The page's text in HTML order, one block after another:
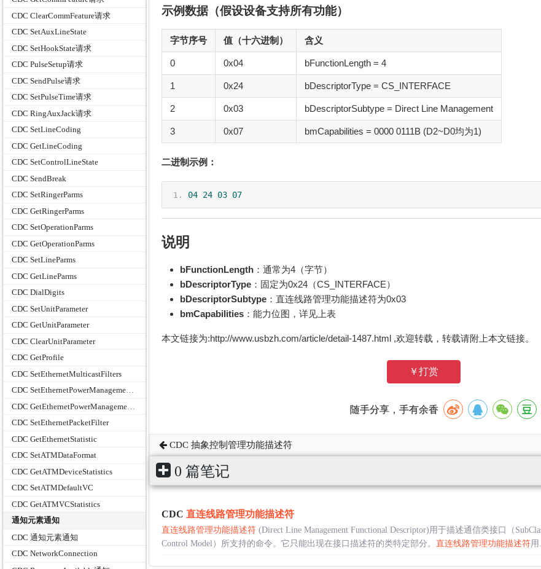
CDC ClearCommFeature请求
CDC SetAuxLineState
CDC SetHookState请求
CDC PulseSetup请求
CDC SendPulse请求
CDC SetPulseTime请求
CDC RingAuxJack请求
CDC SetLineCoding
CDC GetLineCoding
CDC SetControlLineState
CDC SendBreak
CDC SetRingerParms
CDC GetRingerParms
CDC SetOperationParms
CDC GetOperationParms
CDC SetLineParms
CDC GetLineParms
CDC DialDigits
CDC SetUnitParameter
CDC GetUnitParameter
CDC ClearUnitParameter
CDC GetProfile
CDC SetEthernetMulticastFilters
CDC SetEthernetPowerManagementPatternFilter
CDC SetEthernetPacketFilter
CDC GetEthernetStatistic
CDC SetATMDataFormat
CDC GetATMDeviceStatistics
CDC SetATMDefaultVC
CDC GetATMVCStatistics
通知元素通知
CDC 通知元素通知
CDC NetworkConnection
示例数据（假设设备支持所有功能）
字节序号 值（十六进制） 含义
0 0x04 bFunctionLength = 4
1 0x24 bDescriptorType = CS_INTERFACE
2 0x03 bDescriptorSubtype = Direct Line Management
3 0x07 bmCapabilities = 0000 0111B (D2~D0均为1)
二进制示例：
04 24 03 07
说明
bFunctionLength：通常为4（字节）
bDescriptorType：固定为0x24（CS_INTERFACE）
bDescriptorSubtype：直连线路管理功能描述符为0x03
bmCapabilities：能力位图，详见上表
本文链接为:http://www.usbzh.com/article/detail-1487.html ,欢迎转载，转载请附上本文链接。
￥打赏
随手分享，手有余香
CDC 抽象控制管理功能描述符
0 篇笔记
CDC 直连线路管理功能描述符
直连线路管理功能描述符(Direct Line Management Functional Descriptor)用于描述通信类接口（
Control Model）所支持的命令。它只能出现在接口描述符的类特定部分。 直连线路管理功能描述符用